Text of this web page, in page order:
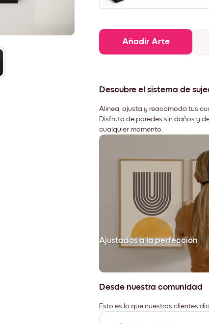
Añadir Arte
Descubre el sistema de
Alinea, ajusta y reacomoda tus
Disfruta de paredes sin daños y
cualquier momento.
Ajustados a la perfección
Desde nuestra comunidad
Esto es lo que nuestros clientes